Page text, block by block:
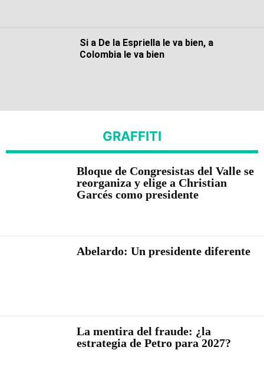
Si a De la Espriella le va bien, a
Colombia le va bien
GRAFFITI
Bloque de Congresistas del Valle se
reorganiza y elige a Christian
Garcés como presidente
Abelardo: Un presidente diferente
La mentira del fraude: ¿la
estrategia de Petro para 2027?